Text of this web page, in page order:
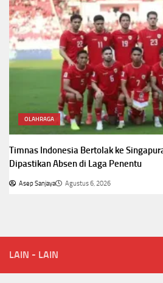
OLAHRAGA
Timnas Indonesia Bertolak ke
Dipastikan Absen di Laga Penentu
Asep Sanjaya Agustus 6, 2026
LAIN - LAIN